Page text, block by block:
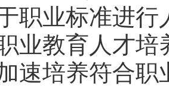
职业标准进
业教育人才
速培养符合职